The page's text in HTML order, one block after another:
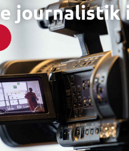
journalistik